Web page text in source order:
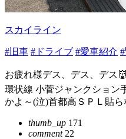
スカイライン
#旧車 #ドライブ #愛車紹介
お疲れ様デス、デス、デス
環状線 小菅ジャンクション
かよ～(泣)首都高ＳＰＬ貼
thumb_up 171
comment22